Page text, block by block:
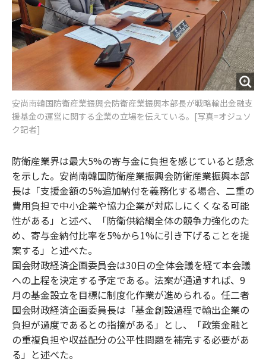
安尚南韓国防衛産業振興会防衛産業振興本部長が戦略輸出金融支
援基金の運営に関する企業の立場を伝えている。[写真=オジュソ
ク記者]
防衛産業界は最大5%の寄与金に負担を感じていると懸念
を示した。安尚南韓国防衛産業振興会防衛産業振興本部
長は「支援金額の5%追加納付を義務化する場合、二重の
費用負担で中小企業や協力企業が対応しにくくなる可能
性がある」と述べ、「防衛供給網全体の競争力強化のた
め、寄与金納付比率を5%から1%に引き下げることを提
案する」と述べた。
国会財政経済企画委員会は30日の全体会議を経て本会議
への上程を決定する予定である。法案が通過すれば、9
月の基金設立を目標に制度化作業が進められる。任二者
国会財政経済企画委員長は「基金創設過程で輸出企業の
負担が過度であるとの指摘がある」とし、「政策金融と
の重複負担や収益配分の公平性問題を補完する必要があ
る」と述べた。